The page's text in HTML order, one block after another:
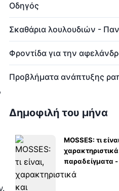
Οδηγός
Σκαθάρια λουλουδιών -
Φροντίδα για την
Προβλήματα ανάπτυξης
Δημοφιλή του μήνα
MOSSES: τι
παραδείγματα